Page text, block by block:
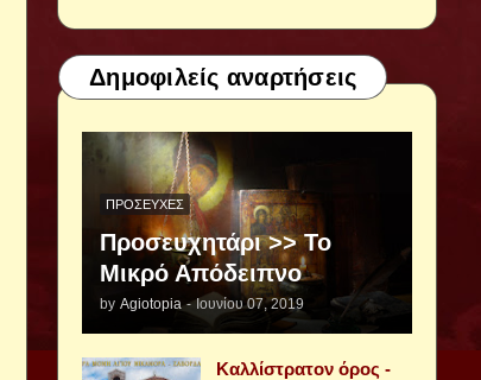
Δημοφιλείς αναρτήσεις
ΠΡΟΣΕΥΧΈΣ
Προσευχητάρι >> Το
Μικρό Απόδειπνο
by Agiotopia - Ιουνίου 07, 2019
Καλλίστρατον όρος -